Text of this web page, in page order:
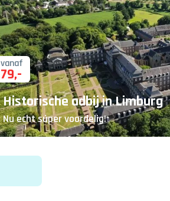
vanaf
79,-
Historische adbij in Limburg
Nu echt súper voordelig!